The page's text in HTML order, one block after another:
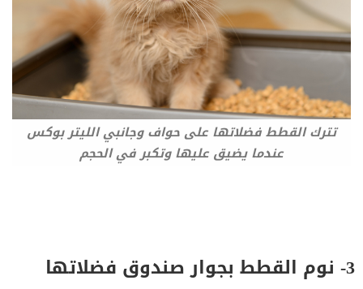
تترك القطط فضلاتها على حواف وجانبي الليتر بوكس
عندما يضيق عليها وتكبر في الحجم
3- نوم القطط بجوار صندوق فضلاتها